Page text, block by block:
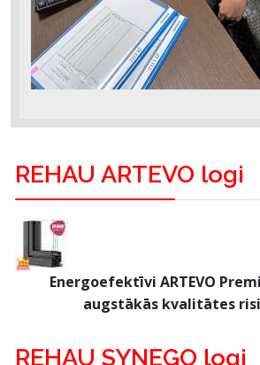
REHAU ARTEVO logi
Energoefektīvi ARTEVO
augstākās kvalitātes
REHAU SYNEGO logi